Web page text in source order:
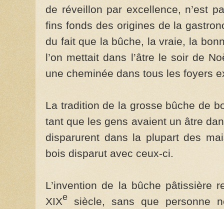
de réveillon par excellence, n’est
fins fonds des origines de la
du fait que la bûche, la vraie, la
l’on mettait dans l’âtre le soir de
une cheminée dans tous les foyers
La tradition de la grosse bûche de
tant que les gens avaient un âtre
disparurent dans la plupart des
bois disparut avec ceux-ci.
L’invention de la bûche pâtissière
XIXe siècle, sans que personne